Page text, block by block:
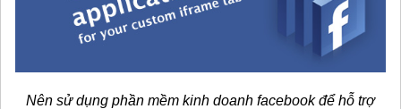
Nên sử dụng phần mềm kinh doanh facebook để hỗ trợ